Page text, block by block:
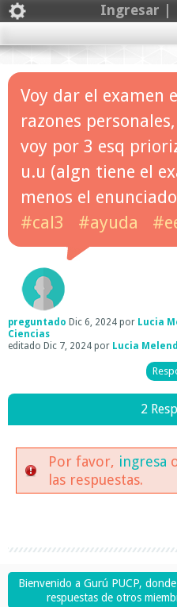
Ingresar |
Voy dar el examen
razones
voy por 3 esq
u.u (algn tiene el
menos el
#cal3
#ayuda
preguntado Dic 6, 2024 por Lucia
Ciencias
editado Dic 7, 2024 por Lucia
2
Por favor, ingresa
las respuestas.
Bienvenido a Gurú PUCP,
respuestas de otros